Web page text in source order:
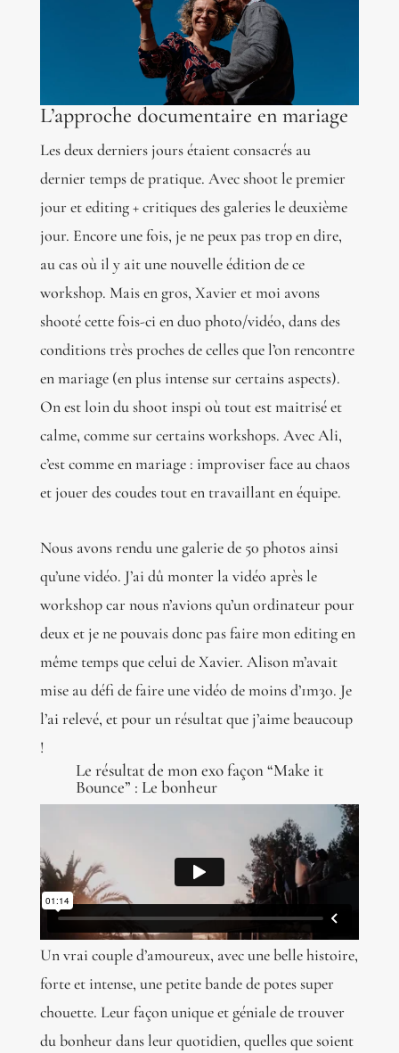
L’approche documentaire en mariage
Les deux derniers jours étaient consacrés au
dernier temps de pratique. Avec shoot le premier
jour et editing + critiques des galeries le deuxième
jour. Encore une fois, je ne peux pas trop en dire,
au cas où il y ait une nouvelle édition de ce
workshop. Mais en gros, Xavier et moi avons
shooté cette fois-ci en duo photo/vidéo, dans des
conditions très proches de celles que l’on rencontre
en mariage (en plus intense sur certains aspects).
On est loin du shoot inspi où tout est maitrisé et
calme, comme sur certains workshops. Avec Ali,
c’est comme en mariage : improviser face au chaos
et jouer des coudes tout en travaillant en équipe.
Nous avons rendu une galerie de 50 photos ainsi
qu’une vidéo. J’ai dû monter la vidéo après le
workshop car nous n’avions qu’un ordinateur pour
deux et je ne pouvais donc pas faire mon editing en
même temps que celui de Xavier. Alison m’avait
mise au défi de faire une vidéo de moins d’1m30. Je
l’ai relevé, et pour un résultat que j’aime beaucoup
!
Le résultat de mon exo façon “Make it
Bounce” : Le bonheur
Un vrai couple d’amoureux, avec une belle histoire,
forte et intense, une petite bande de potes super
chouette. Leur façon unique et géniale de trouver
du bonheur dans leur quotidien, quelles que soient